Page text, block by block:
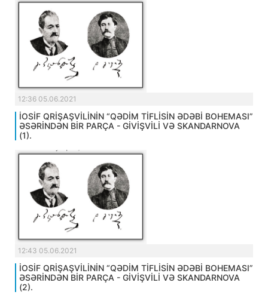
12:36 05.06.2021
İOSİF QRİŞAŞVİLİNİN “QƏDİM TİFLİSİN ƏDƏBİ BOHEMASI”
ƏSƏRİNDƏN BİR PARÇA - GİVİŞVİLİ VƏ SKANDARNOVA
(1).
12:43 05.06.2021
İOSİF QRİŞAŞVİLİNİN “QƏDİM TİFLİSİN ƏDƏBİ BOHEMASI”
ƏSƏRİNDƏN BİR PARÇA - GİVİŞVİLİ VƏ SKANDARNOVA
(2).